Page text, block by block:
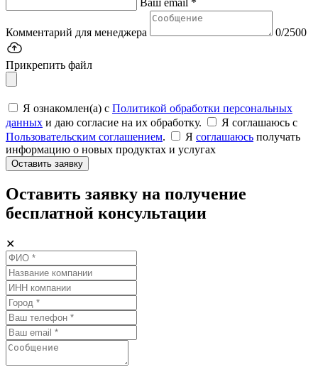
Комментарий для менеджера 0/2500
Прикрепить файл
Я ознакомлен(а) с Политикой обработки персональных
данных и даю согласие на их обработку.
Я соглашаюсь c
Пользовательским соглашением. Я соглашаюсь получать
информацию о новых продуктах и услугах
Оставить заявку
Оставить заявку на получение
бесплатной консультации
✕